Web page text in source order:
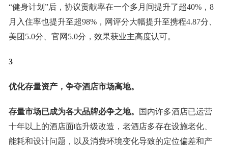
“健身计划”后，协议贡献率在一个多月间提升了超40%，8
月入住率也提升至超98%，网评分大幅提升至携程4.87分、
美团5.0分、官网5.0分，效果获业主高度认可。
3
优化存量资产，争夺酒店市场高地。
存量市场已成为各大品牌必争之地。
国内许多酒店已运营
十年以上的酒店面临升级改造，老酒店多存在设施老化、
能耗和设计问题，以及消费环境变化导致的定位偏差和产